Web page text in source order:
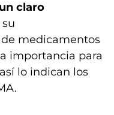
claro
medicamentos
importancia para
lo indican los